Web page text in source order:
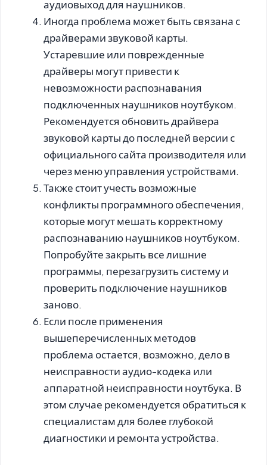
аудиовыход для наушников.
Иногда проблема может быть связана с
драйверами звуковой карты.
Устаревшие или поврежденные
драйверы могут привести к
невозможности распознавания
подключенных наушников ноутбуком.
Рекомендуется обновить драйвера
звуковой карты до последней версии с
официального сайта производителя или
через меню управления устройствами.
Также стоит учесть возможные
конфликты программного обеспечения,
которые могут мешать корректному
распознаванию наушников ноутбуком.
Попробуйте закрыть все лишние
программы, перезагрузить систему и
проверить подключение наушников
заново.
Если после применения
вышеперечисленных методов
проблема остается, возможно, дело в
неисправности аудио-кодека или
аппаратной неисправности ноутбука. В
этом случае рекомендуется обратиться к
специалистам для более глубокой
диагностики и ремонта устройства.